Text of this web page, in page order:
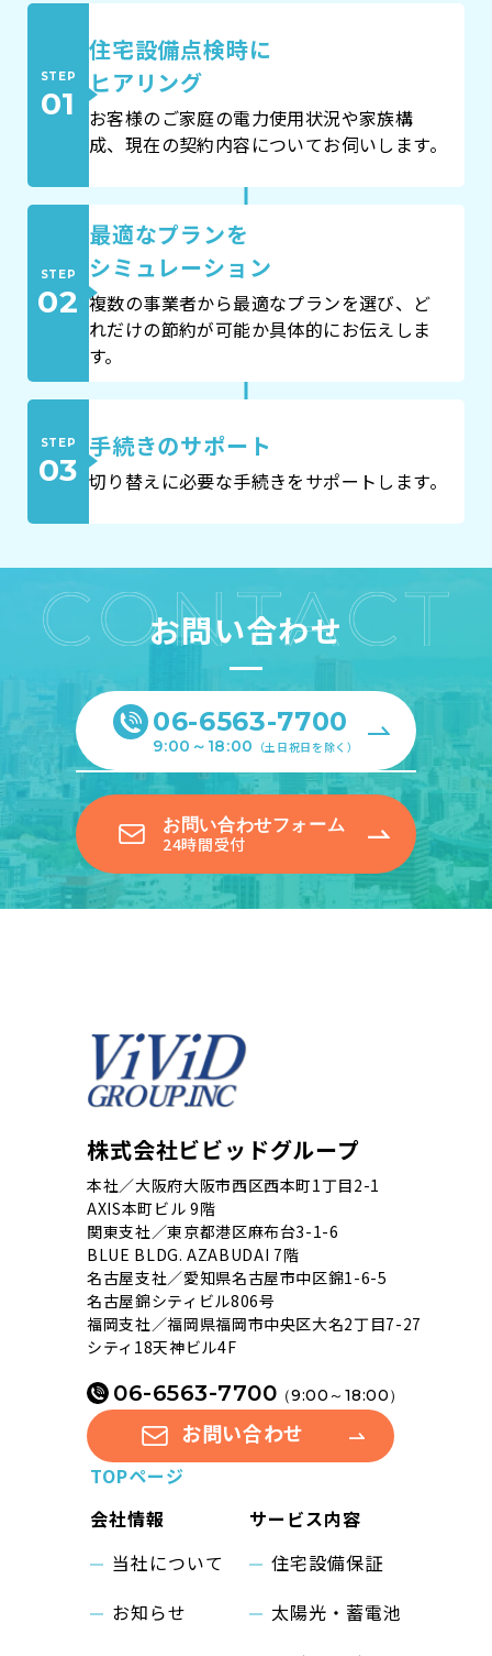
STEP
01
住宅設備点検時に
ヒアリング
お客様のご家庭の電力使用状況や家族構
成、現在の契約内容についてお伺いします。
STEP
02
最適なプランを
シミュレーション
複数の事業者から最適なプランを選び、ど
れだけの節約が可能か具体的にお伝えしま
す。
STEP
03
手続きのサポート
切り替えに必要な手続きをサポートします。
お問い合わせ
06-6563-7700
9:00～18:00 （土日祝日を除く）
お問い合わせフォーム
24時間受付
株式会社ビビッドグループ
本社／大阪府大阪市西区西本町1丁目2-1
AXIS本町ビル 9階
関東支社／東京都港区麻布台3-1-6
BLUE BLDG. AZABUDAI 7階
名古屋支社／愛知県名古屋市中区錦1-6-5
名古屋錦シティビル806号
福岡支社／福岡県福岡市中央区大名2丁目7-27
シティ18天神ビル4F
06-6563-7700（9:00～18:00）
お問い合わせ
TOPページ
会社情報
サービス内容
当社について
住宅設備保証
お知らせ
太陽光・蓄電池